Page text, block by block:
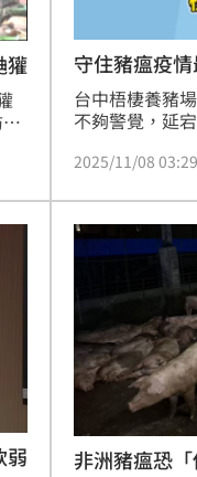
獾 守住豬瘟疫
台中梧棲養豬
不夠警覺，延
農業部獸醫所
灣加油》訪問
2025/11/08 03:29
弱 非洲豬瘟恐